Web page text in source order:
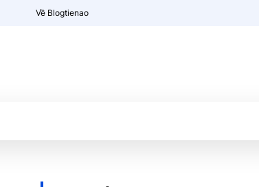
Về Blogtienao